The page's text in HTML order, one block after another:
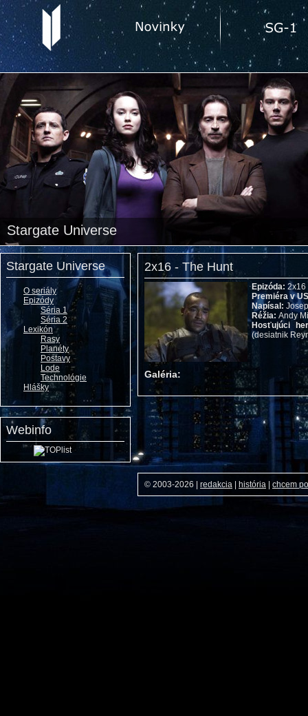
Stargate Universe
Stargate Universe
O seriály
Epizódy
Séria 1
Séria 2
Lexikón
Rasy
Planéty
Postavy
Lode
Technológie
Hlášky
Webinfo
2x16 - The Hunt
Epizóda: 2x16
Premiéra v
Napísal:
Réžia: Andy
Hosťujúci
(desiatnik
Galéria:
© 2003-2026 redakcia história chcem